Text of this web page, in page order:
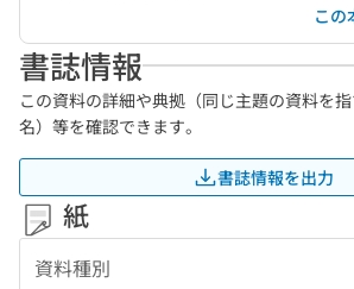
この
書誌情報
この資料の詳細や典拠（同じ主題の資料を
名）等を確認できます。
書誌情報を出力
紙
資料種別